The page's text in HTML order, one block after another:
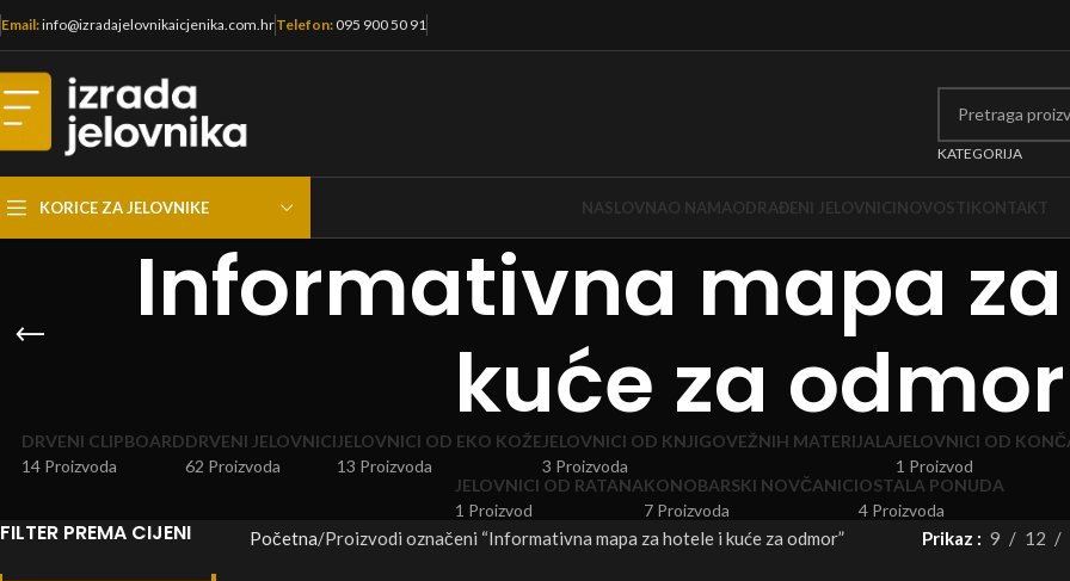
Email:info@izradajelovnikaicjenika.com.hrTelefon: 095 900 50 91
KATEGORIJA
KORICE ZA JELOVNIKE NASLOVNAO NAMAODRAĐENI JELOVNICINOVOSTIKONTAKT
Informativna mapa
kuće za odmor
DRVENI CLIPBOARD
14 Proizvoda
DRVENI JELOVNICI
62 Proizvoda
JELOVNICI OD EKO KOŽE
13 Proizvoda
JELOVNICI OD KNJIGOVEŽNIH MATERIJALA
3 Proizvoda
JELOVNICI OD
1 Proizvod
JELOVNICI OD RATANA
1 Proizvod
KONOBARSKI NOVČANICI
7 Proizvoda
OSTALA PONUDA
4 Proizvoda
FILTER PREMA CIJENI Početna Proizvodi označeni “Informativna mapa za hotele i kuće za odmor” Prikaz 9 12